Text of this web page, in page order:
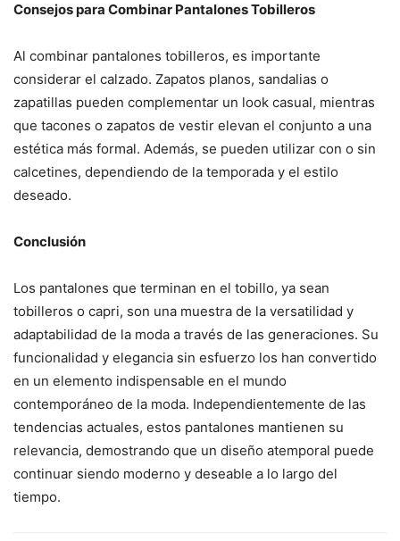
Consejos para Combinar Pantalones Tobilleros
Al combinar pantalones tobilleros, es importante
considerar el calzado. Zapatos planos, sandalias o
zapatillas pueden complementar un look casual, mientras
que tacones o zapatos de vestir elevan el conjunto a una
estética más formal. Además, se pueden utilizar con o sin
calcetines, dependiendo de la temporada y el estilo
deseado.
Conclusión
Los pantalones que terminan en el tobillo, ya sean
tobilleros o capri, son una muestra de la versatilidad y
adaptabilidad de la moda a través de las generaciones. Su
funcionalidad y elegancia sin esfuerzo los han convertido
en un elemento indispensable en el mundo
contemporáneo de la moda. Independientemente de las
tendencias actuales, estos pantalones mantienen su
relevancia, demostrando que un diseño atemporal puede
continuar siendo moderno y deseable a lo largo del
tiempo.